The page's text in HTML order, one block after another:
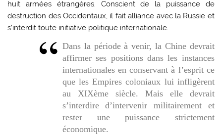
huit armées étrangères. Conscient de la puissance de
destruction des Occidentaux, il fait alliance avec la Russie et
s’interdit toute initiative politique internationale.
Dans la période à venir, la Chine devrait
affirmer ses positions dans les instances
internationales en conservant à l’esprit ce
que les Empires coloniaux lui infligèrent
au XIXème siècle. Mais elle devrait
s’interdire d’intervenir militairement et
rester une puissance strictement
économique.